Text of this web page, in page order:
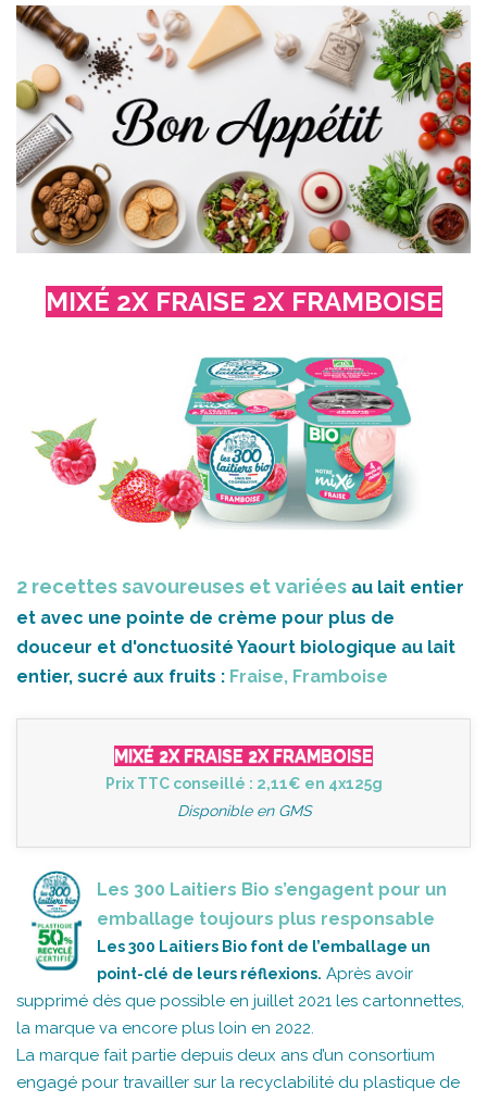
MIXÉ 2X FRAISE 2X FRAMBOISE
2 recettes savoureuses et variées au lait entier
et avec une pointe de crème pour plus de
douceur et d'onctuosité Yaourt biologique au lait
entier, sucré aux fruits : Fraise, Framboise
MIXÉ 2X FRAISE 2X FRAMBOISE
Prix TTC conseillé : 2,11€ en 4x125g
Disponible en GMS
Les 300 Laitiers Bio s’engagent pour un
emballage toujours plus responsable
Les 300 Laitiers Bio font de l’emballage un
point-clé de leurs réflexions. Après avoir
supprimé dès que possible en juillet 2021 les cartonnettes,
la marque va encore plus loin en 2022.
La marque fait partie depuis deux ans d’un consortium
engagé pour travailler sur la recyclabilité du plastique de